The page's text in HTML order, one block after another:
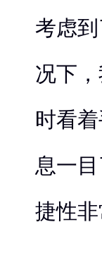
考虑
况下
时看
息一
捷性非